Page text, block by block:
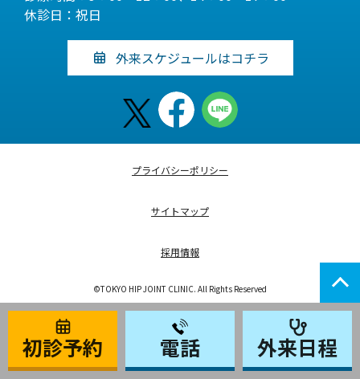
休診日：祝日
外来スケジュールはコチラ
プライバシーポリシー
サイトマップ
採用情報
©TOKYO HIP JOINT CLINIC. All Rights Reserved
初診予約 電話 外来日程